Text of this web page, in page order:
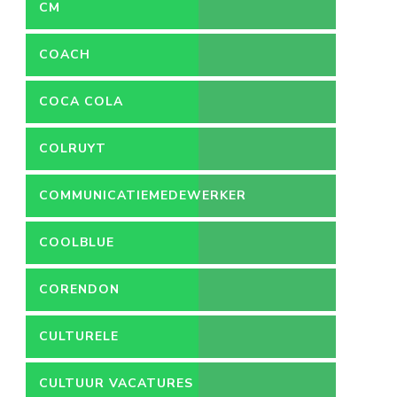
CM
COACH
COCA COLA
COLRUYT
COMMUNICATIEMEDEWERKER
COOLBLUE
CORENDON
CULTURELE
VACATURES
CULTUUR VACATURES